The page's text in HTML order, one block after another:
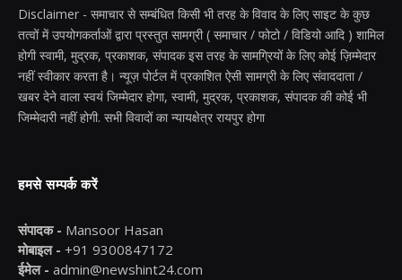
Disclaimer - समाचार से सम्बंधित किसी भी तरह के विवाद के लिए साइट के कुछ
तत्वों में उपयोगकर्ताओं द्वारा प्रस्तुत सामग्री ( समाचार / फोटो / विडियो आदि ) शामिल
होगी स्वामी, मुद्रक, प्रकाशक, संपादक इस तरह के सामग्रियों के लिए कोई ज़िम्मेदार
नहीं स्वीकार करता है। न्यूज़ पोर्टल में प्रकाशित ऐसी सामग्री के लिए संवाददाता /
खबर देने वाला स्वयं जिम्मेदार होगा, स्वामी, मुद्रक, प्रकाशक, संपादक की कोई भी
जिम्मेदारी नहीं होगी. सभी विवादों का न्यायक्षेत्र रायपुर होगा
हमसे सम्पर्क करें
संपादक - Mansoor Hasan
मोबाइल - +91 9300847172
ईमेल - admin@newshint24.com